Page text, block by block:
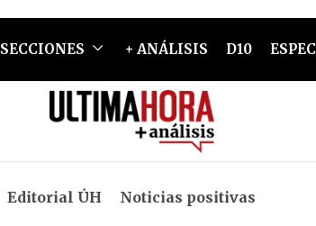
SECCIONES + ANÁLISIS D10
Editorial ÚH Noticias positivas